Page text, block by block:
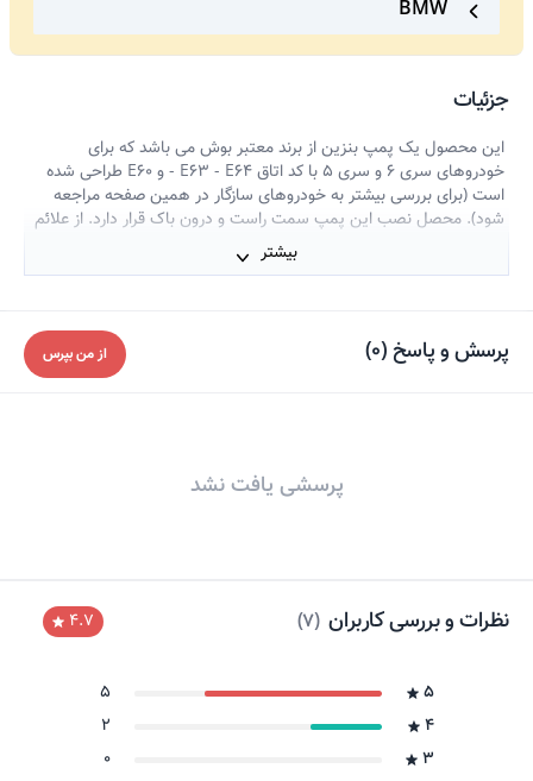
BMW
جزئیات
این محصول یک پمپ بنزین از برند معتبر بوش می باشد که برای
خودروهای سری 6 و سری 5 با کد اتاق E63 - E64 - و E60 طراحی شده
است (برای بررسی بیشتر به خودروهای سازگار در همین صفحه مراجعه
شود). محصل نصب این پمپ سمت راست و درون باک قرار دارد. از علائم
خرابی پمپ بنزین می توان به روشن نشدن موتور و خاموش شدن ناگهانی
آن اشاره کرد و حتی ممکن است خودرو بعد از خنک شدن پمپ دوباره
کیفیت، انتخابی عالی برای کسانی است که به دنبال حفظ و بهبود عملکرد
خودروهای خود هستند.
بیشتر
پرسش و پاسخ (
0
) از من بپرس
پرسشی یافت نشد
نظرات و بررسی کاربران (
7
)
4.7
5
5
4
2
3
0